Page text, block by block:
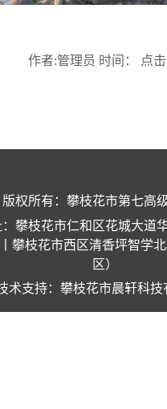
作者:管理员 时间： 点
版权所有：攀枝花市第七高
攀枝花市仁和区花城大道
攀枝花市西区清香坪智学
区）
术支持：攀枝花市晨轩科技